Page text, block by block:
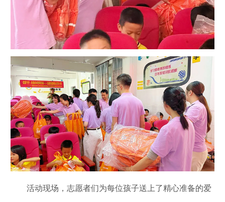
活动现场，志愿者们为每位孩子送上了精心准备的爱